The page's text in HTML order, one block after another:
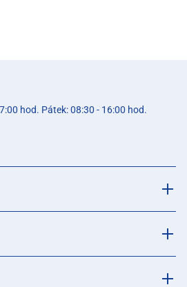
hod. Pátek: 08:30 - 16:00 hod.